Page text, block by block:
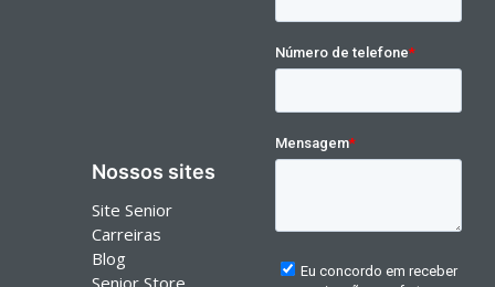
Nossos sites
Site Senior
Carreiras
Blog
Senior Store